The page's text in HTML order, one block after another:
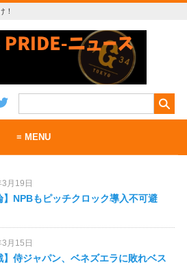
！
≡ MENU
サイトについて
お問い合わせ
RSS
月19日
】NPBもピッチクロック導入不可避
月15日
】侍ジャパン、ベネズエラに敗れベス